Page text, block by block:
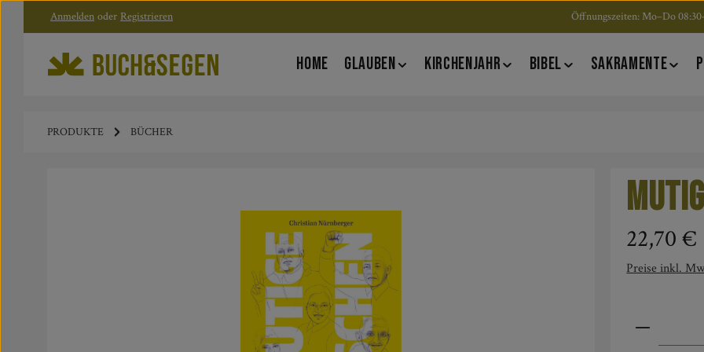
Zum Hauptinhalt springen
Zur Hauptnavigation springen
Anmelden oder Registrieren Öffnungszeiten: Mo–Do
HOME GLAUBEN KIRCHENJAHR BIBEL SAKRAMENTE
PRODUKTE BÜCHER
Regulärer
22,70 €
Preise inkl.
Produkt